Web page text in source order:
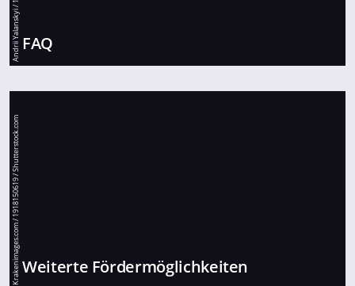
FAQ
Weiterte Fördermöglichkeiten
Krakenimages.com / 1918150619 / Shutterstock.com